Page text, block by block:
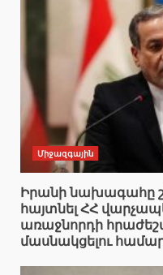
Միջազգային
Իրանի նախագահը
հայտնել ՀՀ
առաջնորդի
մասնակցելու